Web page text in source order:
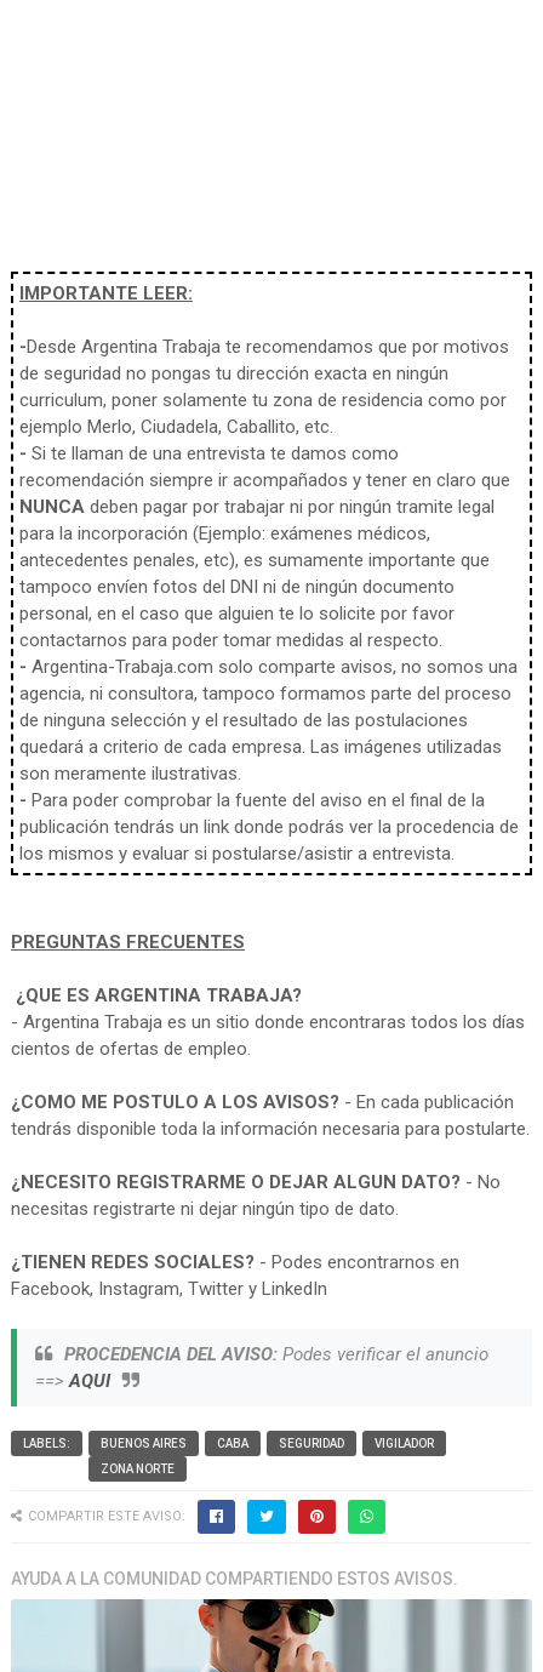
IMPORTANTE LEER:
-Desde Argentina Trabaja te recomendamos que por motivos
de seguridad no pongas tu dirección exacta en ningún
curriculum, poner solamente tu zona de residencia como por
ejemplo Merlo, Ciudadela, Caballito, etc.
- Si te llaman de una entrevista te damos como
recomendación siempre ir acompañados y tener en claro que
NUNCAdeben pagar por trabajar ni por ningún tramite legal
para la incorporación (Ejemplo: exámenes médicos,
antecedentes penales, etc), es sumamente importante que
tampoco envíen fotos del DNI ni de ningún documento
personal, en el caso que alguien te lo solicite por favor
contactarnos para poder tomar medidas al respecto.
- Argentina-Trabaja.com solo comparte avisos, no somos una
agencia, ni consultora, tampoco formamos parte del proceso
de ninguna selección y el resultado de las postulaciones
quedará a criterio de cada empresa. Las imágenes utilizadas
son meramente ilustrativas.
- Para poder comprobar la fuente del aviso en el final de la
publicación tendrás un link donde podrás ver la procedencia de
los mismos y evaluar si postularse/asistir a entrevista.
PREGUNTAS FRECUENTES
¿QUE ES ARGENTINA TRABAJA?
- Argentina Trabaja es un sitio donde encontraras todos los días
cientos de ofertas de empleo.
¿COMO ME POSTULO A LOS AVISOS? - En cada publicación
tendrás disponible toda la información necesaria para postularte.
¿NECESITO REGISTRARME O DEJAR ALGUN DATO? - No
necesitas registrarte ni dejar ningún tipo de dato.
¿TIENEN REDES SOCIALES? - Podes encontrarnos en
Facebook, Instagram, Twitter y LinkedIn
PROCEDENCIA DEL AVISO:Podes verificar el anuncio
==>AQUI
LABELS: BUENOS AIRES CABA SEGURIDAD
VIGILADOR
ZONA NORTE
COMPARTIR ESTE AVISO:
AYUDA A LA COMUNIDAD COMPARTIENDO ESTOS AVISOS.